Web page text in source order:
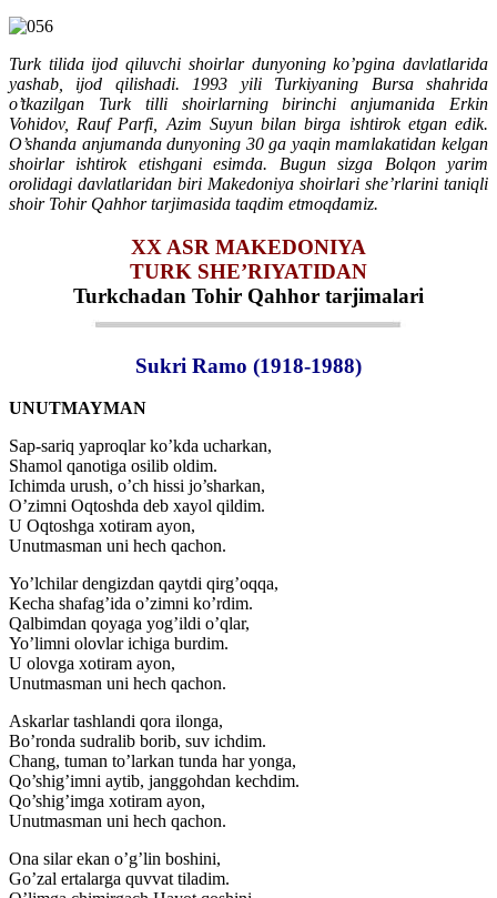
Turk tilida ijod qiluvchi shoirlar dunyoning ko’pgina davlatlarida
yashab, ijod qilishadi. 1993 yili Turkiyaning Bursa shahrida
o’tkazilgan Turk tilli shoirlarning birinchi anjumanida Erkin
Vohidov, Rauf Parfi, Azim Suyun bilan birga ishtirok etgan edik.
O’shanda anjumanda dunyoning 30 ga yaqin mamlakatidan kelgan
shoirlar ishtirok etishgani esimda. Bugun sizga Bolqon yarim
orolidagi davlatlaridan biri Makedoniya shoirlari she’rlarini taniqli
shoir Tohir Qahhor tarjimasida taqdim etmoqdamiz.
XX ASR MAKEDONIYA
TURK SHE’RIYATIDAN
Turkchadan Tohir Qahhor tarjimalari
Sukri Ramo (1918-1988)
UNUTMAYMAN
Sap-sariq yaproqlar ko’kda ucharkan,
Shamol qanotiga osilib oldim.
Ichimda urush, o’ch hissi jo’sharkan,
O’zimni Oqtoshda deb xayol qildim.
U Oqtoshga xotiram ayon,
Unutmasman uni hech qachon.
Yo’lchilar dengizdan qaytdi qirg’oqqa,
Kecha shafag’ida o’zimni ko’rdim.
Qalbimdan qoyaga yog’ildi o’qlar,
Yo’limni olovlar ichiga burdim.
U olovga xotiram ayon,
Unutmasman uni hech qachon.
Askarlar tashlandi qora ilonga,
Bo’ronda sudralib borib, suv ichdim.
Chang, tuman to’larkan tunda har yonga,
Qo’shig’imni aytib, janggohdan kechdim.
Qo’shig’imga xotiram ayon,
Unutmasman uni hech qachon.
Ona silar ekan o’g’lin boshini,
Go’zal ertalarga quvvat tiladim.